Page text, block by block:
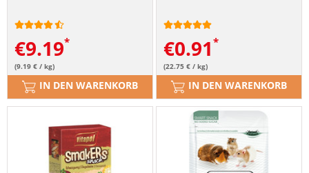
€9.19
(9.19 € / kg)
IN DEN WARENKORB
€0.91
(22.75 € / kg)
IN DEN WARENKORB